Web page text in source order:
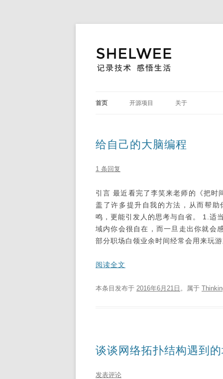
首页 开源项目
UpdateHelper
关于
给自己的大脑编程
1 条回复
引言 最近看完了李笑来老师的《把时
盖了许多提升自我的方法，从而帮
鸣，更能引发人的思考与自省。 1.适
域内你会很自在，而一旦走出你就会
部分职场白领业余时间经常会用来玩
阅读全文
本条目发布于 2016年6月21日 。属于
谈谈网络拓扑结构遇到
发表评论